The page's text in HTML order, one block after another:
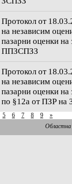
Протокол от
на независим
пазарни оценки на
ППЗСПЗЗ
Протокол от
на независим
пазарни оценки на
по §12а от ПЗР на
5 6 7 8 9
»
Областна